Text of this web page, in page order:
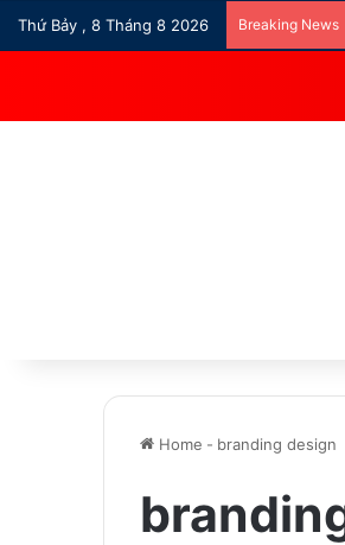
Thứ Bảy , 8 Tháng 8 2026 Breaking News
Home - branding design